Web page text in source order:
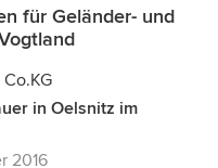
für Geländer- und
in Oelsnitz im
2016